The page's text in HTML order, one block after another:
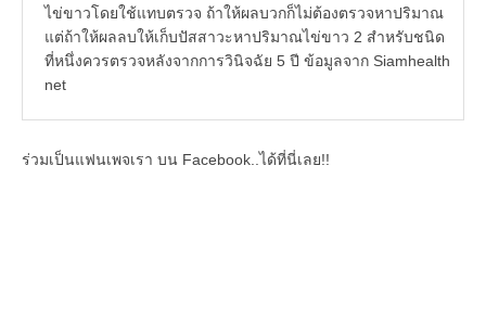
ไข่ขาวโดยใช้แทบตรวจ ถ้าให้ผลบวกก็ไม่ต้องตรวจหาปริมาณ
แต่ถ้าให้ผลลบให้เก็บปัสสาวะหาปริมาณไข่ขาว 2 สำหรับชนิด
ที่หนึ่งควรตรวจหลังจากการวินิจฉัย 5 ปี ข้อมูลจาก Siamhealth
net
ร่วมเป็นแฟนเพจเรา บน Facebook..ได้ที่นี่เลย!!